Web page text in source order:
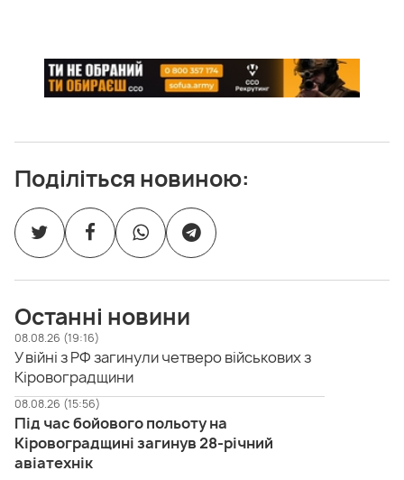
Поділіться новиною:
Останні новини
08.08.26 (19:16)
У війні з РФ загинули четверо військових з
Кіровоградщини
08.08.26 (15:56)
Під час бойового польоту на
Кіровоградщині загинув 28-річний
авіатехнік